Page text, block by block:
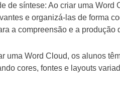
de síntese: Ao criar uma Word
e organizá-las de forma
a compreensão e a produção
uma Word Cloud, os alunos
cores, fontes e layouts